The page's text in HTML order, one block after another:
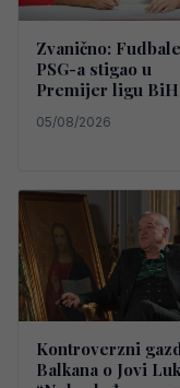
Zvanično:
PSG-a stigao u
Premijer ligu
05/08/2026
Kontroverzni
Balkana o Jovi